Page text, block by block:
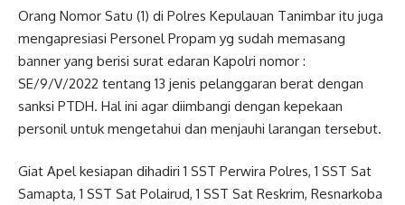
Orang Nomor Satu (1) di Polres Kepulauan Tanimbar itu juga
mengapresiasi Personel Propam yg sudah memasang
banner yang berisi surat edaran Kapolri nomor :
SE/9/V/2022 tentang 13 jenis pelanggaran berat dengan
sanksi PTDH. Hal ini agar diimbangi dengan kepekaan
personil untuk mengetahui dan menjauhi larangan tersebut.
Giat Apel kesiapan dihadiri 1 SST Perwira Polres, 1 SST Sat
Samapta, 1 SST Sat Polairud, 1 SST Sat Reskrim, Resnarkoba